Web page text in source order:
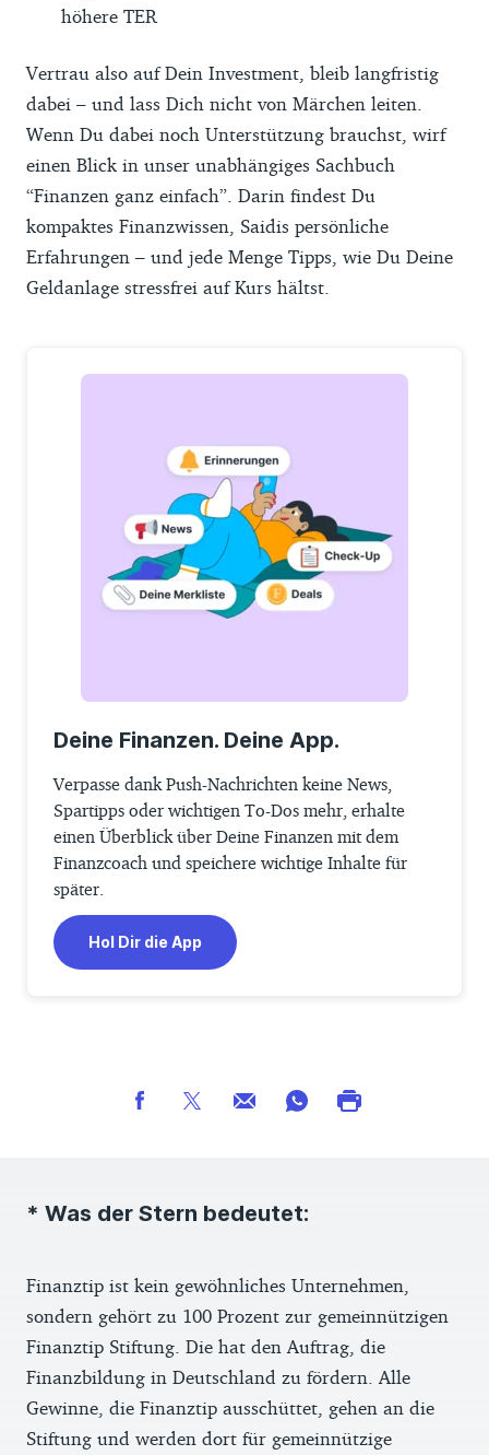
höhere TER
Vertrau also auf Dein Investment, bleib langfristig
dabei – und lass Dich nicht von Märchen leiten.
Wenn Du dabei noch Unterstützung brauchst, wirf
einen Blick in unser unabhängiges Sachbuch
“Finanzen ganz einfach”. Darin findest Du
kompaktes Finanzwissen, Saidis persönliche
Erfahrungen – und jede Menge Tipps, wie Du Deine
Geldanlage stressfrei auf Kurs hältst.
Deine Finanzen. Deine App.
Verpasse dank Push-Nachrichten keine News,
Spartipps oder wichtigen To-Dos mehr, erhalte
einen Überblick über Deine Finanzen mit dem
Finanzcoach und speichere wichtige Inhalte für
später.
Hol Dir die App
* Was der Stern bedeutet:
Finanztip ist kein gewöhnliches Unternehmen,
sondern gehört zu 100 Prozent zur gemeinnützigen
Finanztip Stiftung. Die hat den Auftrag, die
Finanzbildung in Deutschland zu fördern. Alle
Gewinne, die Finanztip ausschüttet, gehen an die
Stiftung und werden dort für gemeinnützige